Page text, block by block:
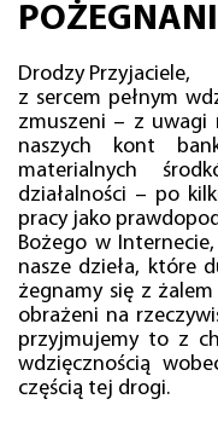
Drodzy Przyjaciele,
z sercem pełnym
zmuszeni – z uwagi
naszych kont
materialnych
działalności – po
pracy jako
Bożego w
nasze dzieła, które
żegnamy się z
obrażeni na
przyjmujemy to z
wdzięcznością
częścią tej drogi.